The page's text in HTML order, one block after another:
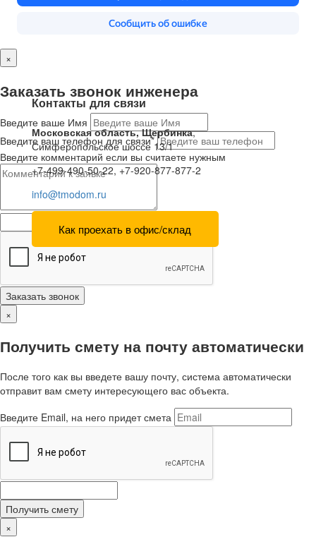
Контакты для связи
Московская область, Щербинка,
Симферопольское шоссе 13/1
+7-499-490-50-22, +7-920-877-877-2
info@tmodom.ru
Как проехать в офис/склад
×
Заказать звонок инженера
Введите ваше Имя
Введите ваш телефон для связи*
Введите комментарий если вы считаете нужным
Заказать звонок
×
Получить смету на почту автоматически
После того как вы введете вашу почту, система автоматически
отправит вам смету интересующего вас объекта.
Введите Email, на него придет смета
Получить смету
×